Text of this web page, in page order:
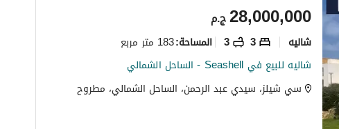
ج.م28,000,000
شاليه 3
3 المساحة:183 متر مربع
شاليه للبيع في Seashell - الساحل الشمالي
سي شيلز، سيدي عبد الرحمن، الساحل الشمالي، مطروح